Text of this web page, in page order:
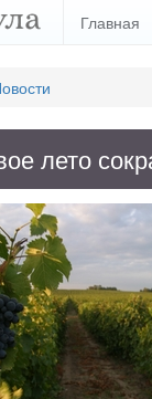
Главная
лето